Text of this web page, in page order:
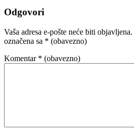
Odgovori
Vaša adresa e-pošte neće biti objavljena.
označena sa * (obavezno)
Komentar * (obavezno)